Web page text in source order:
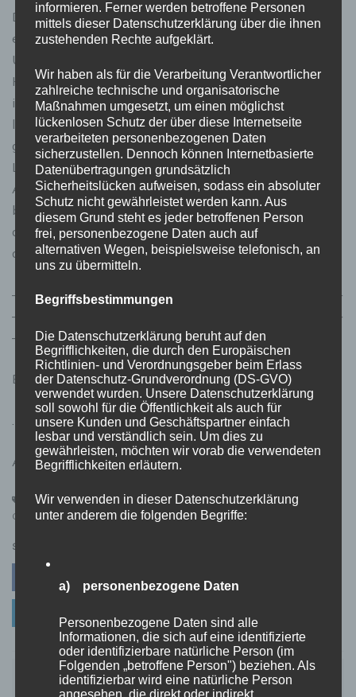
Das betriebliche Gesundheitsmanagement hat sich als
entscheidender Faktor für den langfristigen Erfolg von
Unternehmen erwiesen. Durch die ganzheitliche
Herangehensweise an die Mitarbeitergesundheit, die
individuellen Ansätze und die Fokussierung auf
langfristige Nachhaltigkeit können Unternehmen eine
gesunde und produktive Belegschaft aufbauen.
Letztendlich profitieren sowohl Arbeitgeber als auch
Arbeitnehmer von den positiven Auswirkungen des
betrieblichen Gesundheitsmanagements, das nicht nur
die Gesundheit, sondern auch die Leistungsfähigkeit und
den Unternehmenserfolg steigert.
——————————————————————————
——————————————————————————
———
Bilder Quelle: Bild voncongerdesignaufPixabay
.
AD / Sponsored / Werbung
Förderung,Gesundheit, Gesundheitsförderung,
Gesundheitsmanagement, Management,wissenswertes
SHARE
Facebook Twitter
Beitragsnavigation
So profitieren Sie langfristig vom Kauf einer
informieren. Ferner werden betroffene Personen
mittels dieser Datenschutzerklärung über die ihnen
zustehenden Rechte aufgeklärt.
Wir haben als für die Verarbeitung Verantwortlicher
zahlreiche technische und organisatorische
Maßnahmen umgesetzt, um einen möglichst
lückenlosen Schutz der über diese Internetseite
verarbeiteten personenbezogenen Daten
sicherzustellen. Dennoch können Internetbasierte
Datenübertragungen grundsätzlich
Sicherheitslücken aufweisen, sodass ein absoluter
Schutz nicht gewährleistet werden kann. Aus
diesem Grund steht es jeder betroffenen Person
frei, personenbezogene Daten auch auf
alternativen Wegen, beispielsweise telefonisch, an
uns zu übermitteln.
Begriffsbestimmungen
Die Datenschutzerklärung beruht auf den
Begrifflichkeiten, die durch den Europäischen
Richtlinien- und Verordnungsgeber beim Erlass
der Datenschutz-Grundverordnung (DS-GVO)
verwendet wurden. Unsere Datenschutzerklärung
soll sowohl für die Öffentlichkeit als auch für
unsere Kunden und Geschäftspartner einfach
lesbar und verständlich sein. Um dies zu
gewährleisten, möchten wir vorab die verwendeten
Begrifflichkeiten erläutern.
Wir verwenden in dieser Datenschutzerklärung
unter anderem die folgenden Begriffe:
a) personenbezogene Daten
Personenbezogene Daten sind alle
Informationen, die sich auf eine identifizierte
oder identifizierbare natürliche Person (im
Folgenden „betroffene Person") beziehen. Als
identifizierbar wird eine natürliche Person